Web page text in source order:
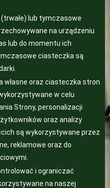
lub tymczasowe
na urządzeniu
lub do momentu ich
ciasteczka są
oraz ciasteczka stron
w celu
Strony, personalizacji
oraz analizy
są wykorzystywane przez
reklamowe oraz do
i ograniczać
na naszej